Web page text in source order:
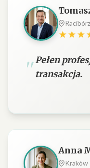
Racibórz
Pełen
transakcja.
Anna
Kraków